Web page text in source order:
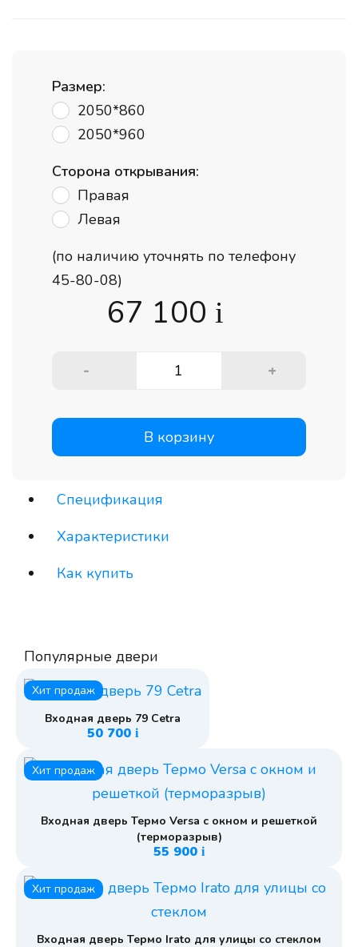
Размер:
2050*860
2050*960
Cторона открывания:
Правая
Левая
(по наличию уточнять по телефону
45-80-08)
67 100 i
- +
В корзину
Спецификация
Характеристики
Как купить
Популярные двери
Хит продаж
Входная дверь 79 Cetra
50 700 i
Хит продаж
Входная дверь Термо Versa с окном и решеткой
(терморазрыв)
55 900 i
Хит продаж
Входная дверь Термо Irato для улицы со стеклом